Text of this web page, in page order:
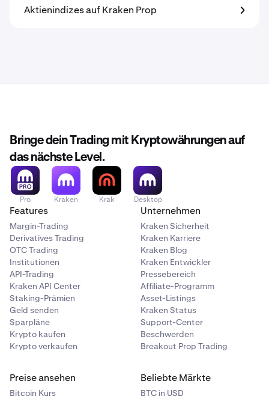
Aktienindizes auf Kraken Prop
Bringe dein Trading mit Kryptowährungen auf
das nächste Level.
Pro Kraken Krak Desktop
Features
Margin-Trading
Derivatives Trading
OTC Trading
Institutionen
API-Trading
Kraken API Center
Staking-Prämien
Geld senden
Sparpläne
Krypto kaufen
Krypto verkaufen
Unternehmen
Kraken Sicherheit
Kraken Karriere
Kraken Blog
Kraken Entwickler
Pressebereich
Affiliate-Programm
Asset-Listings
Kraken Status
Support-Center
Beschwerden
Breakout Prop Trading
Preise ansehen
Bitcoin Kurs
Beliebte Märkte
BTC in USD